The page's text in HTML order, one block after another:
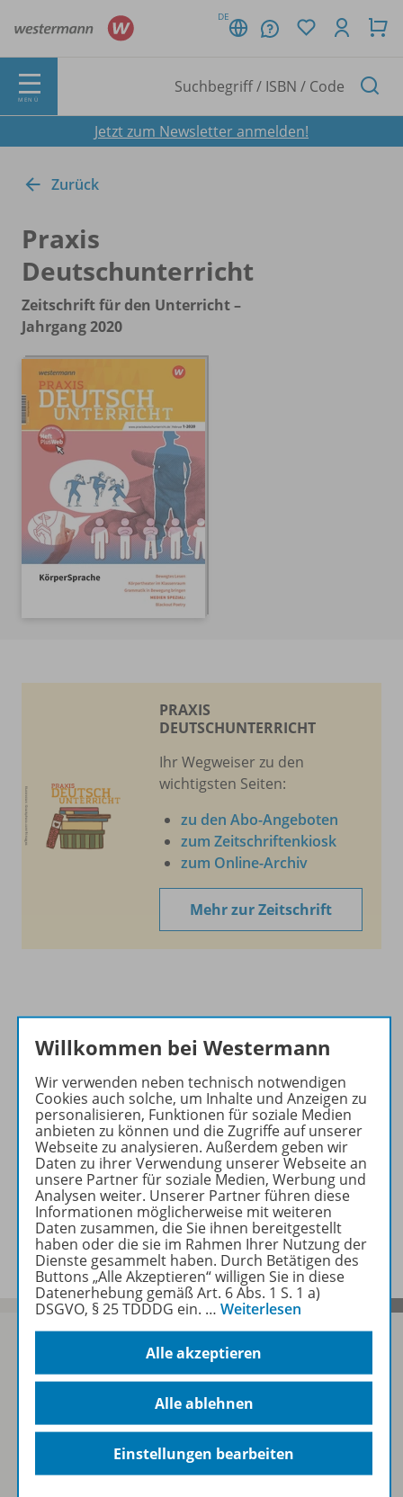
DE
MENÜ
Jetzt zum Newsletter anmelden!
Zurück
Praxis
Deutschunterricht
Zeitschrift für den Unterricht –
Jahrgang 2020
PRAXIS
DEUTSCHUNTERRICHT
Ihr Wegweiser zu den
wichtigsten Seiten:
zu den Abo-Angeboten
zum Zeitschriftenkiosk
zum Online-Archiv
Mehr zur Zeitschrift
Informationen
Produkte des Jahrgangs
Jahresinhaltsverzeichnis
Benachrichtigungs-Service
Sofort profitieren
Zum Newsletter anmelden
Willkommen bei Westermann
Wir verwenden neben technisch notwendigen
Cookies auch solche, um Inhalte und Anzeigen zu
personalisieren, Funktionen für soziale Medien
anbieten zu können und die Zugriffe auf unserer
Webseite zu analysieren. Außerdem geben wir
Daten zu ihrer Verwendung unserer Webseite an
unsere Partner für soziale Medien, Werbung und
Analysen weiter. Unserer Partner führen diese
Informationen möglicherweise mit weiteren
Daten zusammen, die Sie ihnen bereitgestellt
haben oder die sie im Rahmen Ihrer Nutzung der
Dienste gesammelt haben. Durch Betätigen des
Buttons „Alle Akzeptieren“ willigen Sie in diese
Datenerhebung gemäß Art. 6 Abs. 1 S. 1 a)
DSGVO, § 25 TDDDG ein. … Weiterlesen
Alle akzeptieren
Alle ablehnen
Einstellungen bearbeiten